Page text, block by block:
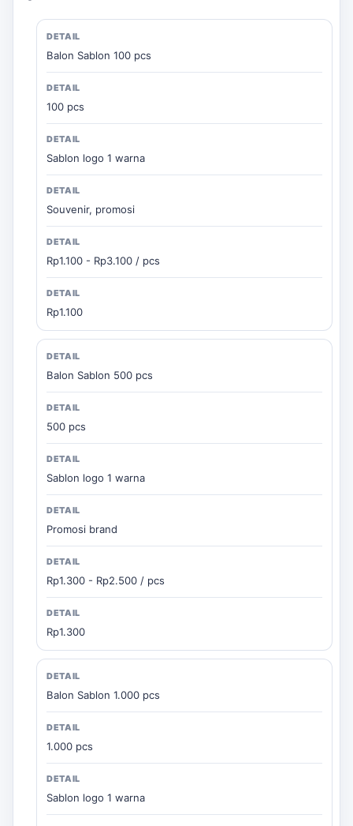
Balon Sablon 100 pcs
100 pcs
Sablon logo 1 warna
Souvenir, promosi
Rp1.100 - Rp3.100 / pcs
Rp1.100
Balon Sablon 500 pcs
500 pcs
Sablon logo 1 warna
Promosi brand
Rp1.300 - Rp2.500 / pcs
Rp1.300
Balon Sablon 1.000 pcs
1.000 pcs
Sablon logo 1 warna